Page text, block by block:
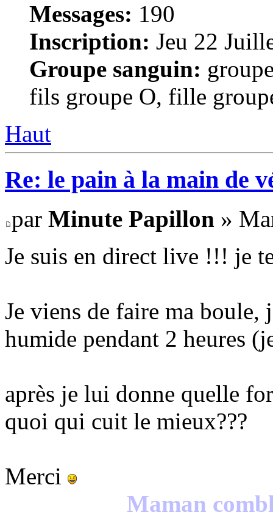
Messages: 190
Inscription: Jeu 22
Groupe sanguin:
fils groupe O, fille
Haut
Re: le pain à la main de
par Minute Papillon »
Je suis en direct live !!! je
Je viens de faire ma boule,
humide pendant 2 heures
après je lui donne quelle
quoi qui cuit le mieux???
Merci
Maman